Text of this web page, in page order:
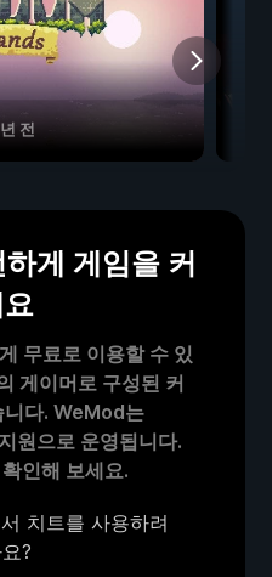
전
게 게임을 커
무료로 이용할 수 있
게이머로 구성된 커
니다. WeMod는
원으로 운영됩니다.
인해 보세요.
치트를 사용하려
?